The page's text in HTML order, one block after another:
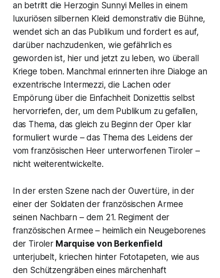
an betritt die Herzogin Sunnyi Melles in einem
luxuriösen silbernen Kleid demonstrativ die Bühne,
wendet sich an das Publikum und fordert es auf,
darüber nachzudenken, wie gefährlich es
geworden ist, hier und jetzt zu leben, wo überall
Kriege toben. Manchmal erinnerten ihre Dialoge an
exzentrische Intermezzi, die Lachen oder
Empörung über die Einfachheit Donizettis selbst
hervorriefen, der, um dem Publikum zu gefallen,
das Thema, das gleich zu Beginn der Oper klar
formuliert wurde – das Thema des Leidens der
vom französischen Heer unterworfenen Tiroler –
nicht weiterentwickelte.
In der ersten Szene nach der Ouvertüre, in der
einer der Soldaten der französischen Armee
seinen Nachbarn – dem 21. Regiment der
französischen Armee – heimlich ein Neugeborenes
der TirolerMarquise von Berkenfield
unterjubelt, kriechen hinter Fototapeten, wie aus
den Schützengräben eines märchenhaft